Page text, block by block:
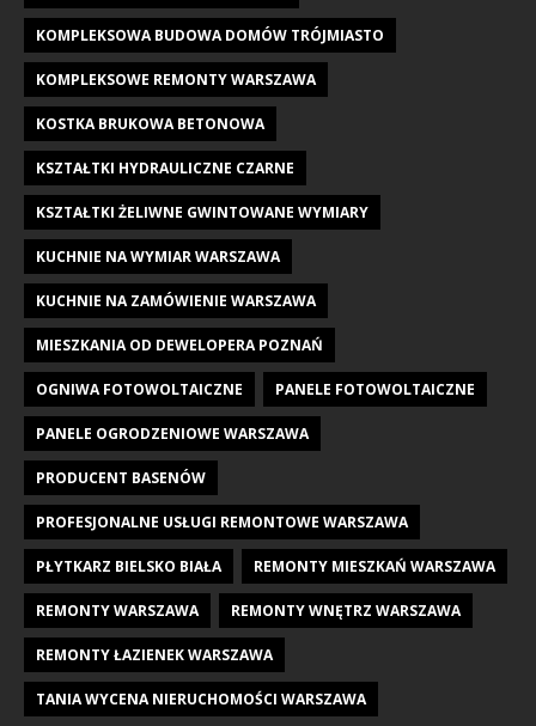
KOMPLEKSOWA BUDOWA DOMÓW TRÓJMIASTO
KOMPLEKSOWE REMONTY WARSZAWA
KOSTKA BRUKOWA BETONOWA
KSZTAŁTKI HYDRAULICZNE CZARNE
KSZTAŁTKI ŻELIWNE GWINTOWANE WYMIARY
KUCHNIE NA WYMIAR WARSZAWA
KUCHNIE NA ZAMÓWIENIE WARSZAWA
MIESZKANIA OD DEWELOPERA POZNAŃ
OGNIWA FOTOWOLTAICZNE PANELE FOTOWOLTAICZNE
PANELE OGRODZENIOWE WARSZAWA
PRODUCENT BASENÓW
PROFESJONALNE USŁUGI REMONTOWE WARSZAWA
PŁYTKARZ BIELSKO BIAŁA REMONTY MIESZKAŃ WARSZAWA
REMONTY WARSZAWA REMONTY WNĘTRZ WARSZAWA
REMONTY ŁAZIENEK WARSZAWA
TANIA WYCENA NIERUCHOMOŚCI WARSZAWA